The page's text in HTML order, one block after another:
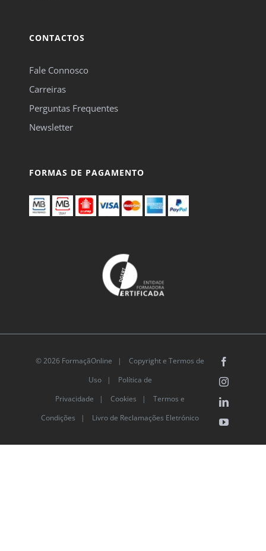
CONTACTOS
Fale Connosco
Carreiras
Perguntas Frequentes
Newsletter
FORMAS DE PAGAMENTO
© 2026 FormaçãOnline |
Copyright e Termos de
Uso|
Política de
Privacidade | Cookies |
Termos e
Condições |
Livro de Reclamações Eletrónico
Instagram
LinkedIn
YouTube